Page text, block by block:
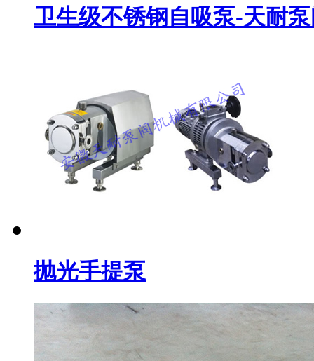
卫生级不锈钢自吸泵-天耐
抛光手提泵